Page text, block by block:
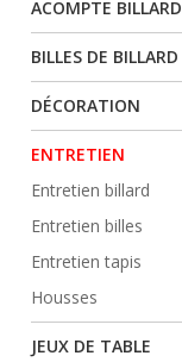
ACOMPTE BILLARD
BILLES DE BILLARD
DÉCORATION
ENTRETIEN
Entretien billard
Entretien billes
Entretien tapis
Housses
JEUX DE TABLE